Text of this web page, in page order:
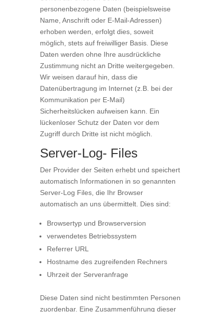
personenbezogene Daten (beispielsweise
Name, Anschrift oder E-Mail-Adressen)
erhoben werden, erfolgt dies, soweit
möglich, stets auf freiwilliger Basis. Diese
Daten werden ohne Ihre ausdrückliche
Zustimmung nicht an Dritte weitergegeben.
Wir weisen darauf hin, dass die
Datenübertragung im Internet (z.B. bei der
Kommunikation per E-Mail)
Sicherheitslücken aufweisen kann. Ein
lückenloser Schutz der Daten vor dem
Zugriff durch Dritte ist nicht möglich.
Server-Log- Files
Der Provider der Seiten erhebt und speichert
automatisch Informationen in so genannten
Server-Log Files, die Ihr Browser
automatisch an uns übermittelt. Dies sind:
Browsertyp und Browserversion
verwendetes Betriebssystem
Referrer URL
Hostname des zugreifenden Rechners
Uhrzeit der Serveranfrage
Diese Daten sind nicht bestimmten Personen
zuordenbar. Eine Zusammenführung dieser